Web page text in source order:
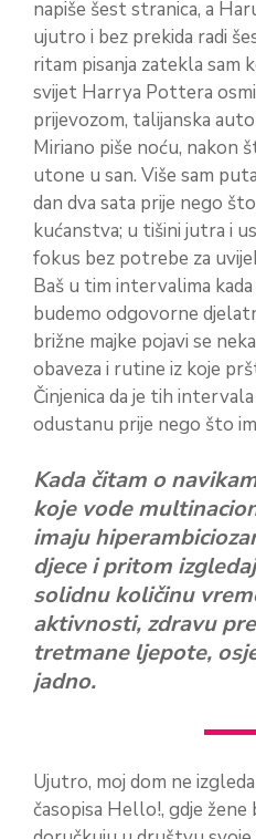
napiše šest stranica, a
ujutro i bez prekida radi
ritam pisanja zatekla sam
svijet Harrya Pottera
prijevozom, talijanska
Miriano piše noću, nakon
utone u san. Više sam
dan dva sata prije nego
kućanstva; u tišini jutra i
fokus bez potrebe za
Baš u tim intervalima
budemo odgovorne
brižne majke pojavi se
obaveza i rutine iz koje
Činjenica da je tih
odustanu prije nego što
Kada čitam o
koje vode
imaju
djece i pritom
solidnu količinu
aktivnosti, zdravu
tretmane ljepote,
jadno.
Ujutro, moj dom ne
časopisa Hello!, gdje